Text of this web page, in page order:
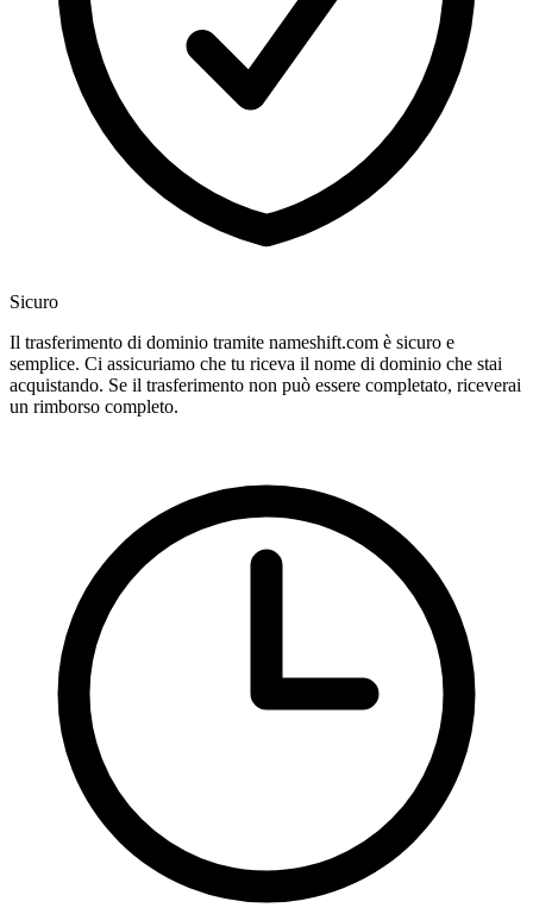
Sicuro
Il trasferimento di dominio tramite nameshift.com è sicuro e
semplice. Ci assicuriamo che tu riceva il nome di dominio che stai
acquistando. Se il trasferimento non può essere completato, riceverai
un rimborso completo.